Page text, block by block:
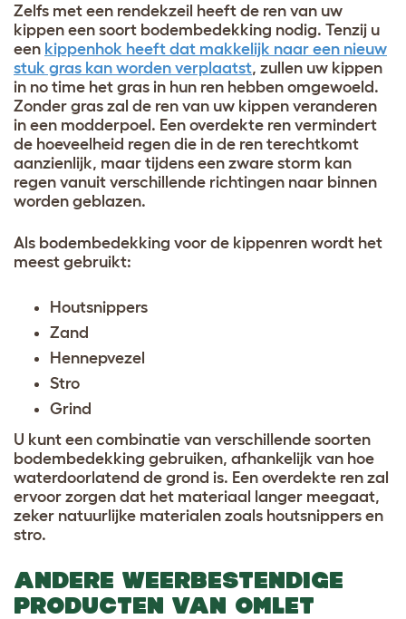
Zelfs met een rendekzeil heeft de ren van uw
kippen een soort bodembedekking nodig. Tenzij u
een kippenhok heeft dat makkelijk naar een nieuw
stuk gras kan worden verplaatst, zullen uw kippen
in no time het gras in hun ren hebben omgewoeld.
Zonder gras zal de ren van uw kippen veranderen
in een modderpoel. Een overdekte ren vermindert
de hoeveelheid regen die in de ren terechtkomt
aanzienlijk, maar tijdens een zware storm kan
regen vanuit verschillende richtingen naar binnen
worden geblazen.
Als bodembedekking voor de kippenren wordt het
meest gebruikt:
Houtsnippers
Zand
Hennepvezel
Stro
Grind
U kunt een combinatie van verschillende soorten
bodembedekking gebruiken, afhankelijk van hoe
waterdoorlatend de grond is. Een overdekte ren zal
ervoor zorgen dat het materiaal langer meegaat,
zeker natuurlijke materialen zoals houtsnippers en
stro.
ANDERE WEERBESTENDIGE
PRODUCTEN VAN OMLET